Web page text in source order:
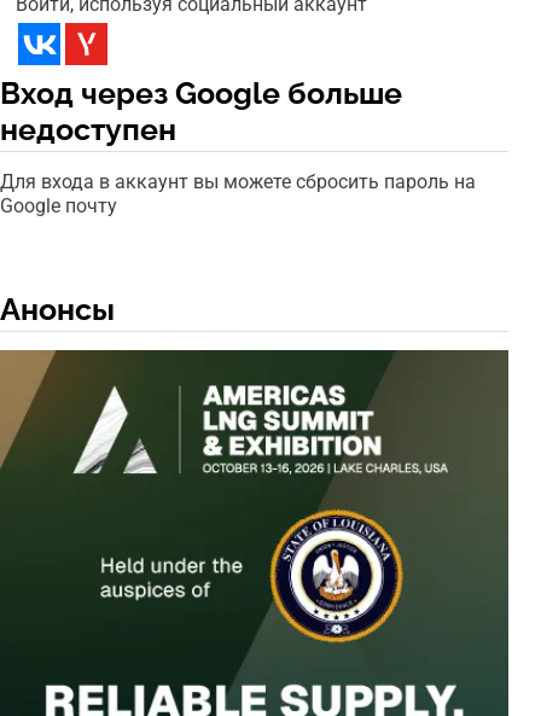
Вход через Google больше
недоступен
Для входа в аккаунт вы можете сбросить пароль на
Google почту
Анонсы